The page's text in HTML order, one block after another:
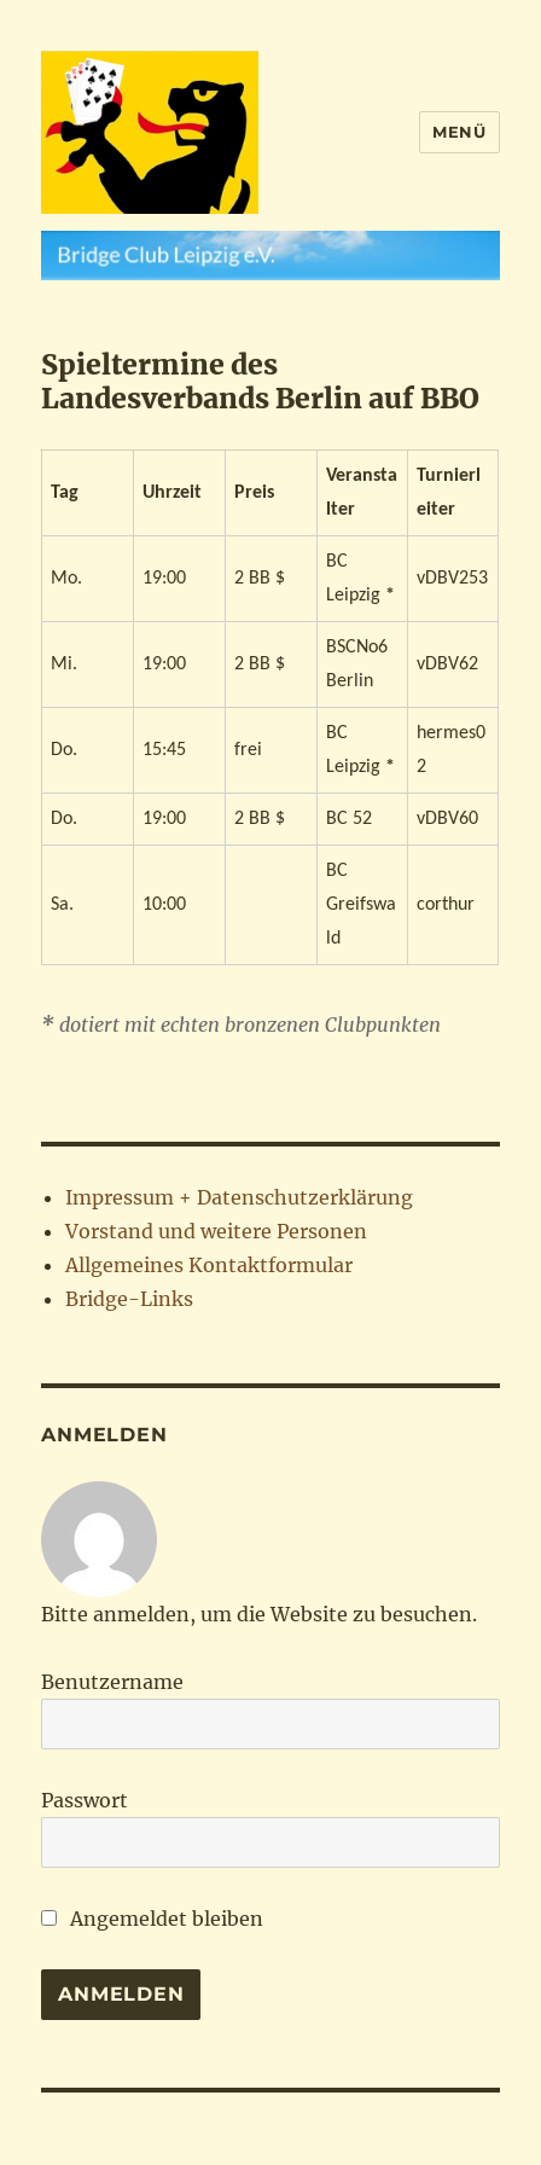
Bridge Club Leipzig e. V.
MENÜ
Spieltermine des
Landesverbands Berlin auf BBO
Tag Uhrzeit Preis
Veransta
lter
Turnierl
eiter
Mo. 19:00 2 BB $
BC
Leipzig *
vDBV253
Mi. 19:00 2 BB $
BSCNo6
Berlin
vDBV62
Do. 15:45 frei
BC
Leipzig *
hermes0
2
Do. 19:00 2 BB $ BC 52 vDBV60
Sa. 10:00
BC
Greifswa
ld
corthur
* dotiert mit echten bronzenen Clubpunkten
Impressum + Datenschutzerklärung
Vorstand und weitere Personen
Allgemeines Kontaktformular
Bridge-Links
ANMELDEN
Bitte anmelden, um die Website zu besuchen.
Benutzername
Passwort
Angemeldet bleiben